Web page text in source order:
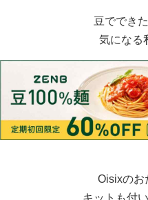
豆ででき
気になる
Oisixのお